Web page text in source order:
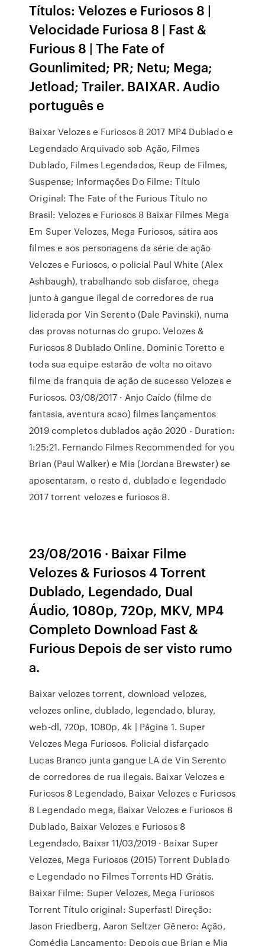
Títulos: Velozes e Furiosos 8 |
Velocidade Furiosa 8 | Fast &
Furious 8 | The Fate of
Gounlimited; PR; Netu; Mega;
Jetload; Trailer. BAIXAR. Audio
português e
Baixar Velozes e Furiosos 8 2017 MP4 Dublado e
Legendado Arquivado sob Ação, Filmes
Dublado, Filmes Legendados, Reup de Filmes,
Suspense; Informações Do Filme: Título
Original: The Fate of the Furious Título no
Brasil: Velozes e Furiosos 8 Baixar Filmes Mega
Em Super Velozes, Mega Furiosos, sátira aos
filmes e aos personagens da série de ação
Velozes e Furiosos, o policial Paul White (Alex
Ashbaugh), trabalhando sob disfarce, chega
junto à gangue ilegal de corredores de rua
liderada por Vin Serento (Dale Pavinski), numa
das provas noturnas do grupo. Velozes &
Furiosos 8 Dublado Online. Dominic Toretto e
toda sua equipe estarão de volta no oitavo
filme da franquia de ação de sucesso Velozes e
Furiosos. 03/08/2017 · Anjo Caído (filme de
fantasia, aventura acao) filmes lançamentos
2019 completos dublados ação 2020 - Duration:
1:25:21. Fernando Filmes Recommended for you
Brian (Paul Walker) e Mia (Jordana Brewster) se
aposentaram, o resto d, dublado e legendado
2017 torrent velozes e furiosos 8.
23/08/2016 · Baixar Filme
Velozes & Furiosos 4 Torrent
Dublado, Legendado, Dual
Áudio, 1080p, 720p, MKV, MP4
Completo Download Fast &
Furious Depois de ser visto rumo
a.
Baixar velozes torrent, download velozes,
velozes online, dublado, legendado, bluray,
web-dl, 720p, 1080p, 4k | Página 1. Super
Velozes Mega Furiosos. Policial disfarçado
Lucas Branco junta gangue LA de Vin Serento
de corredores de rua ilegais. Baixar Velozes e
Furiosos 8 Legendado, Baixar Velozes e Furiosos
8 Legendado mega, Baixar Velozes e Furiosos 8
Dublado, Baixar Velozes e Furiosos 8
Legendado, Baixar 11/03/2019 · Baixar Super
Velozes, Mega Furiosos (2015) Torrent Dublado
e Legendado no Filmes Torrents HD Grátis.
Baixar Filme: Super Velozes, Mega Furiosos
Torrent Título original: Superfast! Direção:
Jason Friedberg, Aaron Seltzer Gênero: Ação,
Comédia Lançamento: Depois que Brian e Mia